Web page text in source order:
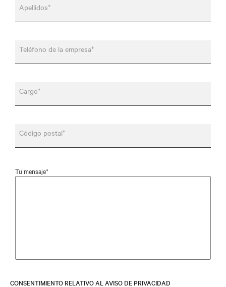
Apellidos*
Teléfono de la empresa*
Cargo*
Código postal*
Tu mensaje*
CONSENTIMIENTO RELATIVO AL AVISO DE PRIVACIDAD